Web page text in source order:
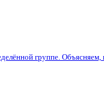
группе. Объясняем,